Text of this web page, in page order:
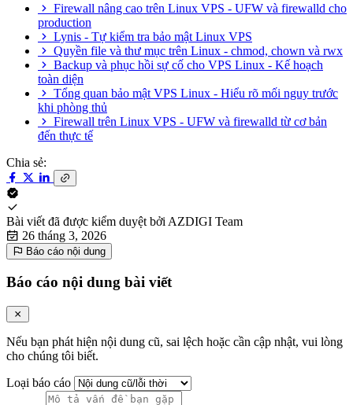
Firewall nâng cao trên Linux VPS - UFW và firewalld cho
production
Lynis - Tự kiểm tra bảo mật Linux VPS
Quyền file và thư mục trên Linux - chmod, chown và rwx
Backup và phục hồi sự cố cho VPS Linux - Kế hoạch
toàn diện
Tổng quan bảo mật VPS Linux - Hiểu rõ mối nguy trước
khi phòng thủ
Firewall trên Linux VPS - UFW và firewalld từ cơ bản
đến thực tế
Chia sẻ:
Bài viết đã được kiểm duyệt bởi AZDIGI Team
26 tháng 3, 2026
Báo cáo nội dung
Báo cáo nội dung bài viết
Nếu bạn phát hiện nội dung cũ, sai lệch hoặc cần cập nhật, vui lòng
cho chúng tôi biết.
Loại báo cáo